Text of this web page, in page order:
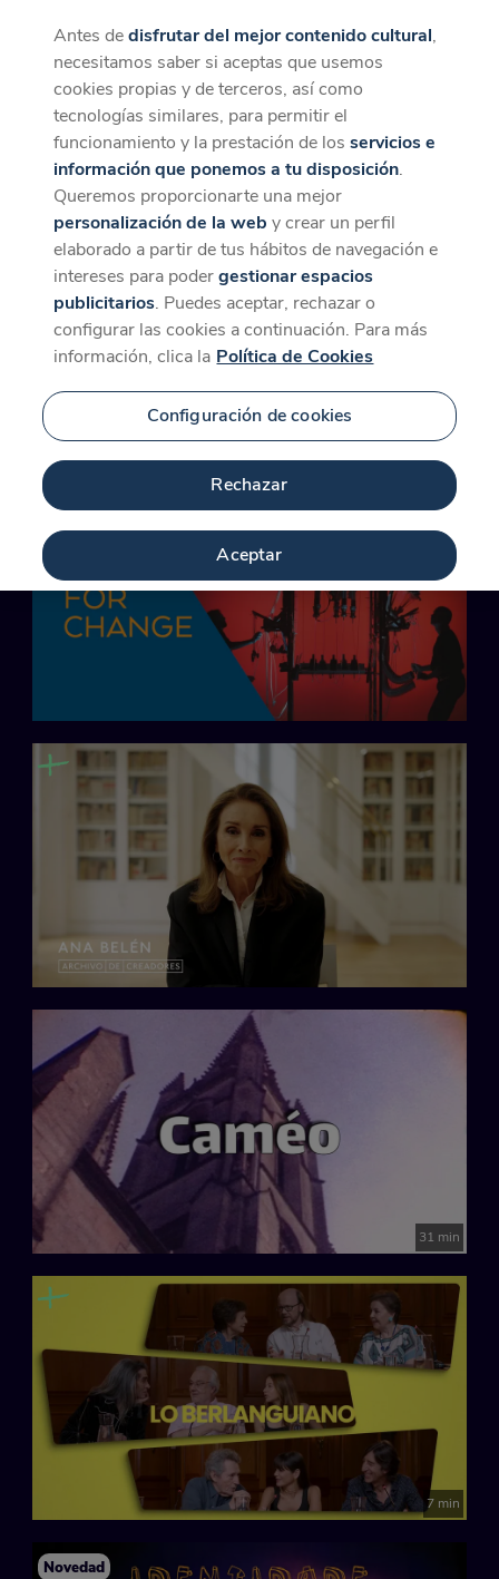
CaixaForum+
La mejor experiencia desde la App
Descargar
Contenido relacionado
para 'Pekín'
97 min
31 min
7 min
Novedad
Antes dedisfrutar del mejor contenido cultural,
necesitamos saber si aceptas que usemos
cookies propias y de terceros, así como
tecnologías similares, para permitir el
funcionamiento y la prestación de losservicios e
información que ponemos a tu disposición.
Queremos proporcionarte una mejor
personalización de la web y crear un perfil
elaborado a partir de tus hábitos de navegación e
intereses para podergestionar espacios
publicitarios. Puedes aceptar, rechazar o
configurar las cookies a continuación. Para más
información, clica la Política de Cookies
Configuración de cookies
Rechazar
Aceptar